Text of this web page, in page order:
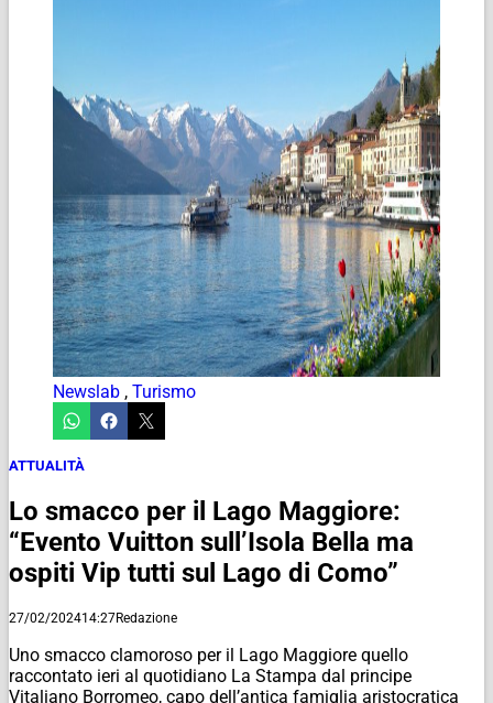
Newslab , Turismo
ATTUALITÀ
Lo smacco per il Lago Maggiore:
“Evento Vuitton sull’Isola Bella ma
ospiti Vip tutti sul Lago di Como”
27/02/202414:27Redazione
Uno smacco clamoroso per il Lago Maggiore quello
raccontato ieri al quotidiano La Stampa dal principe
Vitaliano Borromeo, capo dell’antica famiglia aristocratica